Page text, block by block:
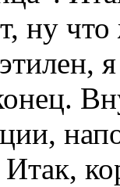
ну что